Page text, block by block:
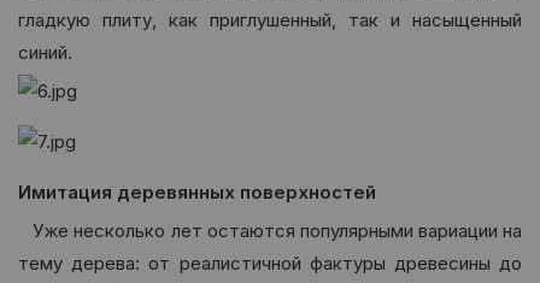
гладкую плиту, как приглушенный, так и насыщенный
синий.
Имитация деревянных поверхностей
Уже несколько лет остаются популярными вариации на
тему дерева: от реалистичной фактуры древесины до